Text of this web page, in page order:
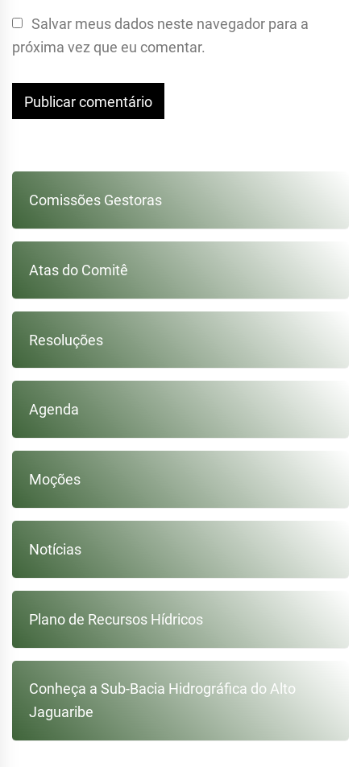
Salvar meus dados neste navegador para a
próxima vez que eu comentar.
Comissões Gestoras
Atas do Comitê
Resoluções
Agenda
Moções
Notícias
Plano de Recursos Hídricos
Conheça a Sub-Bacia Hidrográfica do Alto
Jaguaribe